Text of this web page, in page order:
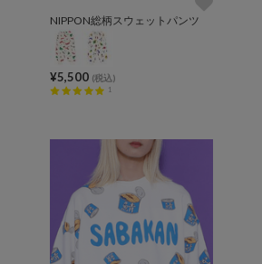
NIPPON総柄スウェットパンツ
¥5,500 (税込)
1